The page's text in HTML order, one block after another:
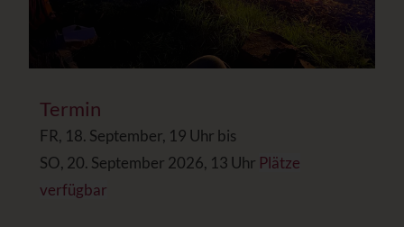
Termin
FR, 18. September, 19 Uhr bis
SO, 20. September 2026, 13 Uhr Plätze
verfügbar